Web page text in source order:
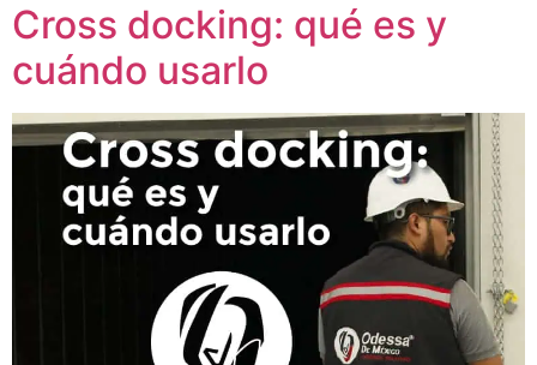
Cross docking: qué es y
cuándo usarlo